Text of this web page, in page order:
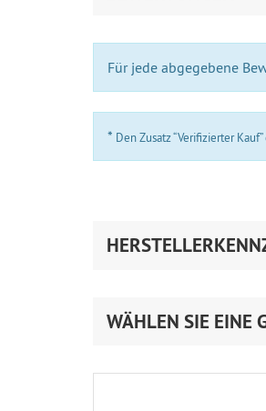
Für jede abgegebene
* Den Zusatz “Verifizierter
WÄHLEN SIE EINE